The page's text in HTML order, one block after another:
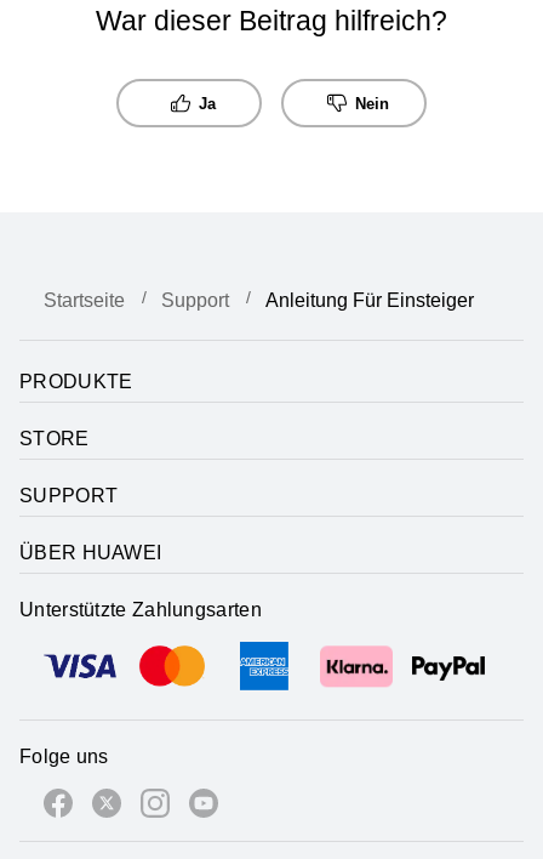
War dieser Beitrag hilfreich?
Ja Nein
Startseite Support Anleitung Für Einsteiger
PRODUKTE
STORE
SUPPORT
ÜBER HUAWEI
Unterstützte Zahlungsarten
Folge uns